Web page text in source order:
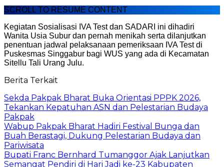
SCROLL TO RESUME CONTENT
Kegiatan Sosialisasi IVA Test dan SADARI ini dihadiri
Wanita Usia Subur dan pernah menikah serta dilanjutkan
penentuan jadwal pelaksanaan pemeriksaan IVA Test di
Puskesmas Singgabur bagi WUS yang ada di Kecamatan
Sitellu Tali Urang Julu.
Berita Terkait
Sekda Pakpak Bharat Buka Orientasi PPPK 2026,
Tekankan Kepatuhan ASN dan Pelestarian Budaya
Pakpak
Wabup Pakpak Bharat Hadiri Festival Bunga dan
Buah Berastagi, Dukung Pelestarian Budaya dan
Pariwisata
Bupati Franc Bernhard Tumanggor Ajak Lanjutkan
Semangat Pendiri di Hari Jadi ke-23 Kabupaten